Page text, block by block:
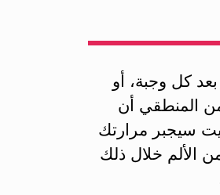
بعد كل وجبة، أو
المنطقي أن
سيجبر مرارتك
الألم خلال ذلك